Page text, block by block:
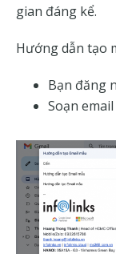
gian đáng kể.
Hướng dẫn tạo
Bạn đăng
Soạn